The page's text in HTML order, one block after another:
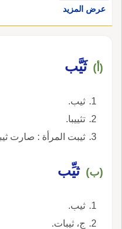
عرض المزيد
(أ) ثَيَّب
ثيب.
تثييبا.
ثيبت المرأة : صارت
(ب) ثيِّب
ثيب.
ج، ثيبات.